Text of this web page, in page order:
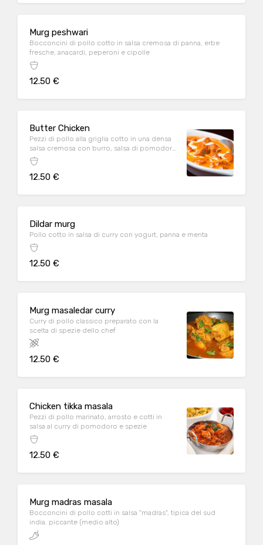
Murg peshwari
Bocconcini di pollo cotto in salsa cremosa di panna, erbe
fresche, anacardi, peperoni e cipolle
12.50 €
Butter Chicken
Pezzi di pollo alla griglia cotto in una densa
salsa cremosa con burro, salsa di pomodoro
e panna
12.50 €
Dildar murg
Pollo cotto in salsa di curry con yogurt, panna e menta
12.50 €
Murg masaledar curry
Curry di pollo classico preparato con la
scelta di spezie dello chef
12.50 €
Chicken tikka masala
Pezzi di pollo marinato, arrosto e cotti in
salsa al curry di pomodoro e spezie
12.50 €
Murg madras masala
Bocconcini di pollo cotti in salsa "madras", tipica del sud
india. piccante (medio alto)